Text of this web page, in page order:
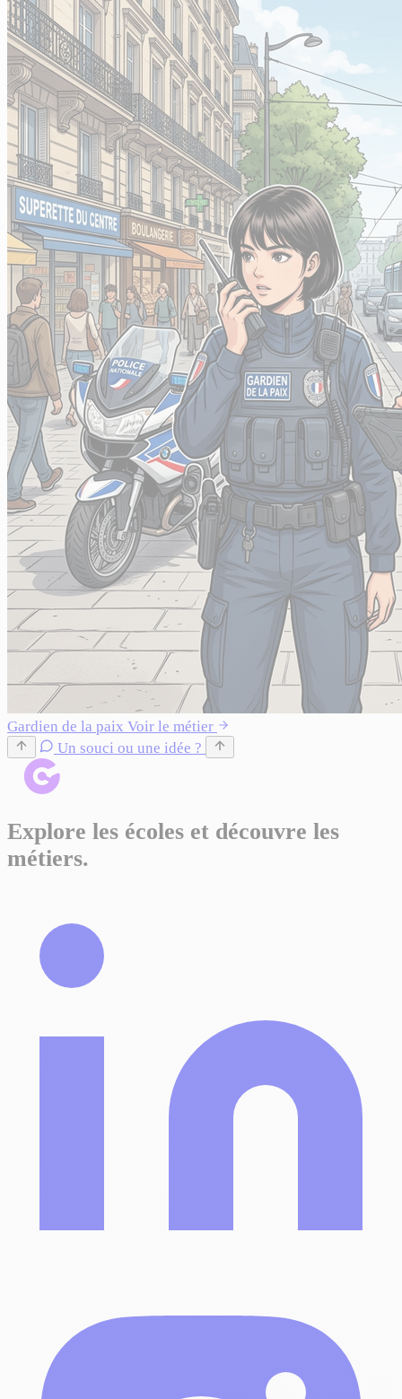
Gardien de la paix Voir le métier
Un souci ou une idée ?
Explore les écoles et découvre les
métiers.